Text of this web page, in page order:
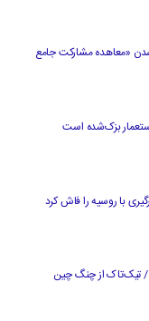
شدن «معاهده مشارکت جامع
بزک‌شده است
با روسیه را فاش کرد
/ تیک‌تاک از چنگ چین